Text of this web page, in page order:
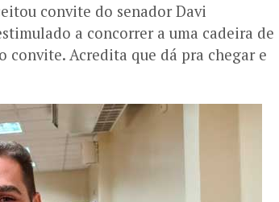
convite do senador Davi
a concorrer a uma cadeira de
convite. Acredita que dá pra chegar e